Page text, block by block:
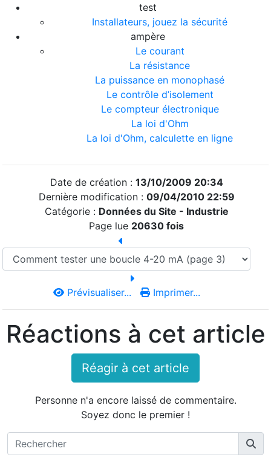
test
Installateurs, jouez la sécurité
ampère
Le courant
La résistance
La puissance en monophasé
Le contrôle d’isolement
Le compteur électronique
La loi d'Ohm
La loi d'Ohm, calculette en ligne
Date de création : 13/10/2009 20:34
Dernière modification : 09/04/2010 22:59
Catégorie : Données du Site - Industrie
Page lue 20630 fois
Prévisualiser... Imprimer...
Réactions à cet article
Réagir à cet article
Personne n'a encore laissé de commentaire.
Soyez donc le premier !